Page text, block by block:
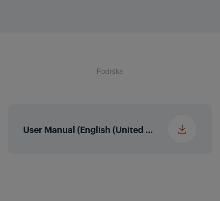
spremnik
Podrška
User Manual (English (United States))